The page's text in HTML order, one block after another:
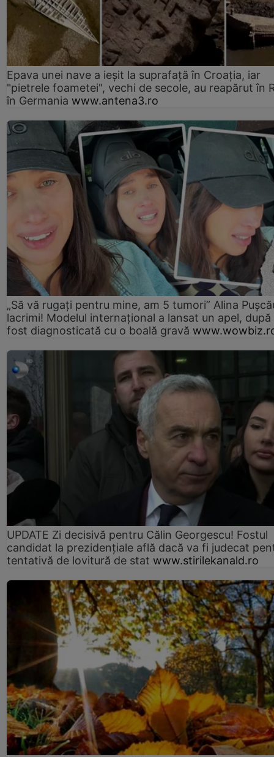
Epava unei nave a ieșit la suprafață în Croația, iar
"pietrele foametei", vechi de secole, au reapărut în
în Germania www.antena3.ro
„Să vă rugați pentru mine, am 5 tumori” Alina
lacrimi! Modelul internațional a lansat un apel, după
fost diagnosticată cu o boală gravă
UPDATE Zi decisivă pentru Călin Georgescu! Fostul
candidat la prezidențiale află dacă va fi judecat
tentativă de lovitură de stat www.stirilekanald.ro